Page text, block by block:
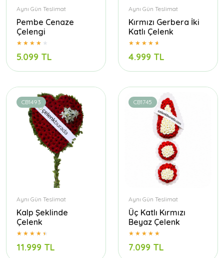
Aynı Gün Teslimat
Pembe Cenaze
Çelengi
5.099 TL
Aynı Gün Teslimat
Kırmızı Gerbera İki
Katlı Çelenk
4.999 TL
CB1493
Aynı Gün Teslimat
Kalp Şeklinde
Çelenk
11.999 TL
CB1745
Aynı Gün Teslimat
Üç Katlı Kırmızı
Beyaz Çelenk
7.099 TL